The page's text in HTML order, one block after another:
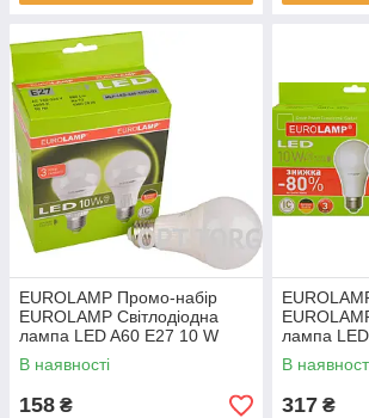
EUROLAMP Промо-набір
EUROLAMP Світлодіодна
лампа LED A60 E27 10 W
4000 K акція 1+1 (24)
В наявності
158 ₴
лампа
W 3000 K
В
317 ₴